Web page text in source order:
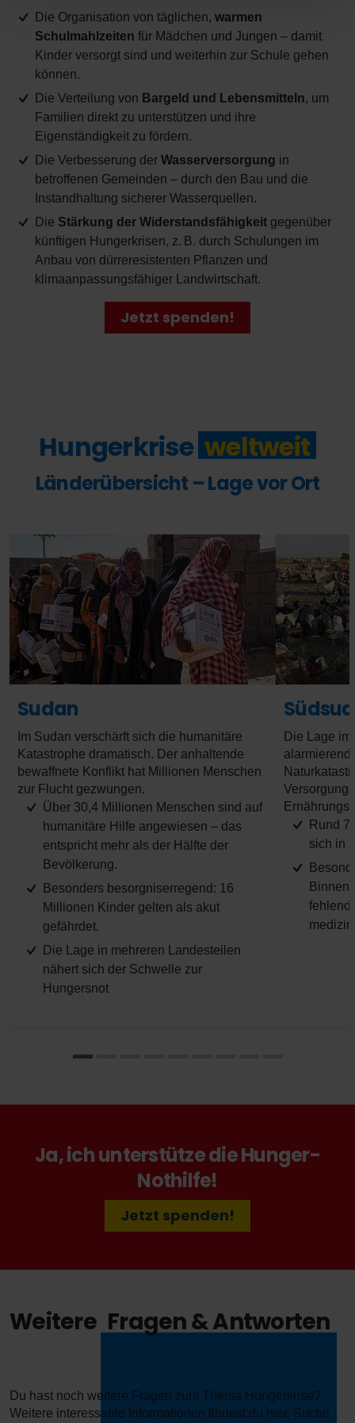
Die Organisation von täglichen, warmen
Schulmahlzeiten für Mädchen und Jungen – damit
Kinder versorgt sind und weiterhin zur Schule gehen
können.
Die Verteilung von Bargeld und Lebensmitteln, um
Familien direkt zu unterstützen und ihre
Eigenständigkeit zu fördern.
Die Verbesserung der Wasserversorgung in
betroffenen Gemeinden – durch den Bau und die
Instandhaltung sicherer Wasserquellen.
Die Stärkung der Widerstandsfähigkeit gegenüber
künftigen Hungerkrisen, z. B. durch Schulungen im
Anbau von dürreresistenten Pflanzen und
klimaanpassungsfähiger Landwirtschaft.
Jetzt spenden!
Hungerkrise weltweit
Länderübersicht – Lage vor Ort
Sudan
Im Sudan verschärft sich die humanitäre
Katastrophe dramatisch. Der anhaltende
bewaffnete Konflikt hat Millionen Menschen
zur Flucht gezwungen.
Über 30,4 Millionen Menschen sind auf
humanitäre Hilfe angewiesen – das
entspricht mehr als der Hälfte der
Bevölkerung.
Besonders besorgniserregend: 16
Millionen Kinder gelten als akut
gefährdet.
Die Lage in mehreren Landesteilen
nähert sich der Schwelle zur
Hungersnot
Die Lage
alarmierend
Rund
sich in
Ja, ich unterstütze die Hunger-
Nothilfe!
Jetzt spenden!
Weitere Fragen & Antworten
Du hast noch weitere Fragen zum Thema Hungerkrise?
Weitere interessante Informationen findest du hier. Suche